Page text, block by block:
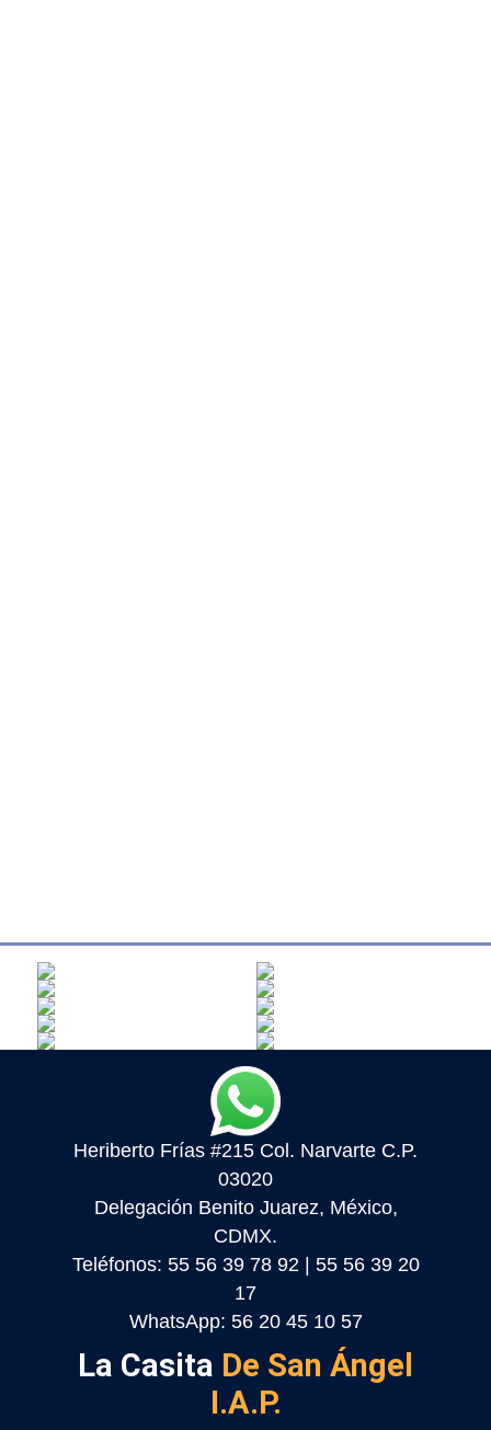
Heriberto Frías #215 Col. Narvarte C.P.
03020
Delegación Benito Juarez, México,
CDMX.
Teléfonos: 55 56 39 78 92 | 55 56 39 20
17
WhatsApp: 56 20 45 10 57
La Casita De San Ángel
I.A.P.